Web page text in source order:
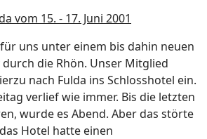
vom 15. - 17. Juni 2001
uns unter einem bis dahin neuen
die Rhön. Unser Mitglied
nach Fulda ins Schlosshotel ein.
verlief wie immer. Bis die letzten
wurde es Abend. Aber das störte
Hotel hatte einen